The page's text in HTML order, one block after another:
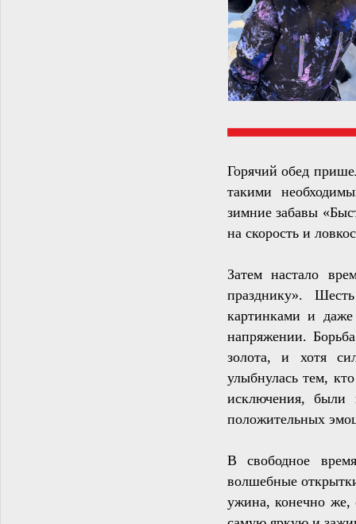
Горячий обед
такими
зимние забавы
на скорость и
Затем настало
празднику».
картинками и
напряжении.
золота, и хотя
улыбнулась тем,
исключения, были
положительных
В свободное
волшебные
ужина, конечно же,